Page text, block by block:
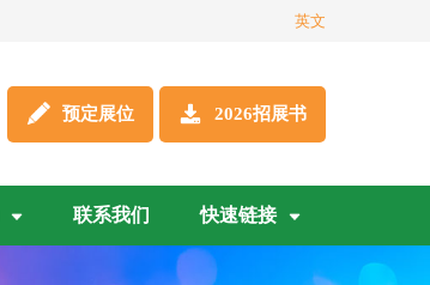
英文
预定展位 2026招展书
联系我们 快速链接